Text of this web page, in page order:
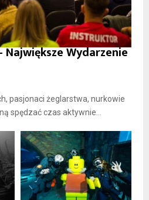
Największe Wydarzenie
pasjonaci żeglarstwa, nurkowie
spędzać czas aktywnie...